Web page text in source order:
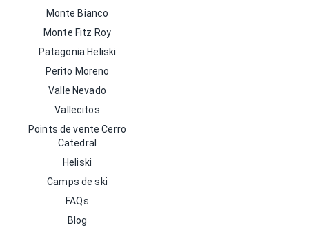
Monte Bianco
Monte Fitz Roy
Patagonia Heliski
Perito Moreno
Valle Nevado
Vallecitos
Points de vente Cerro
Catedral
Heliski
Camps de ski
FAQs
Blog